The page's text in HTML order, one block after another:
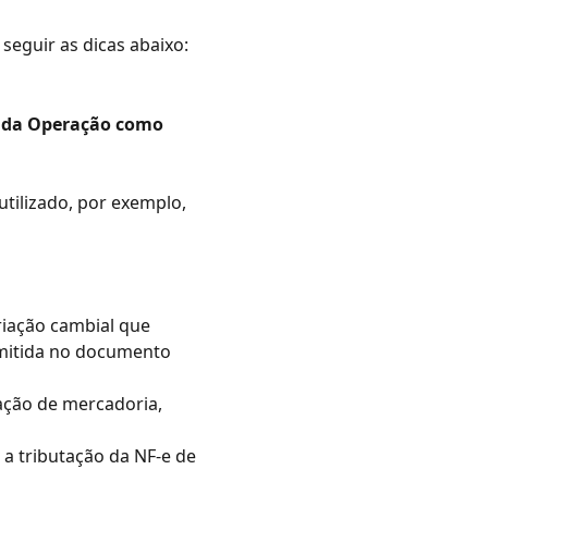
as dicas abaixo:
Operação como
por exemplo,
cambial que
no documento
de mercadoria,
tributação da NF-e de